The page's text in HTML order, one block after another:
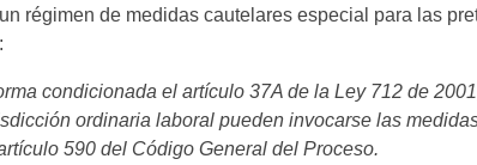
régimen de medidas cautelares especial para las
condicionada el artículo 37A de la Ley 712 de
ordinaria laboral pueden invocarse las
590 del Código General del Proceso.